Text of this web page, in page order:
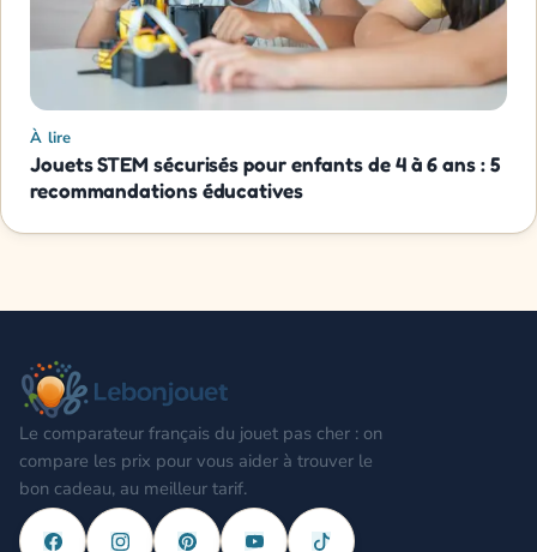
À lire
Jouets STEM sécurisés pour enfants de 4 à 6 ans : 5
recommandations éducatives
Le comparateur français du jouet pas cher : on
compare les prix pour vous aider à trouver le
bon cadeau, au meilleur tarif.